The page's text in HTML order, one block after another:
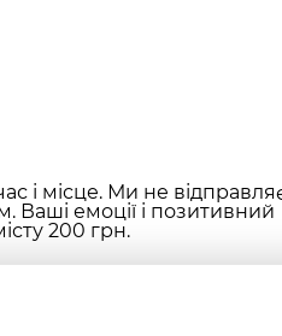
і місце. Ми не
Ваші емоції і позитивний
200 грн.